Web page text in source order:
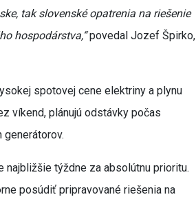
tak slovenské opatrenia na riešenie
hospodárstva,“povedal Jozef Špirko,
spotovej cene elektriny a plynu
víkend, plánujú odstávky počas
najbližšie týždne za absolútnu prioritu.
posúdiť pripravované riešenia na